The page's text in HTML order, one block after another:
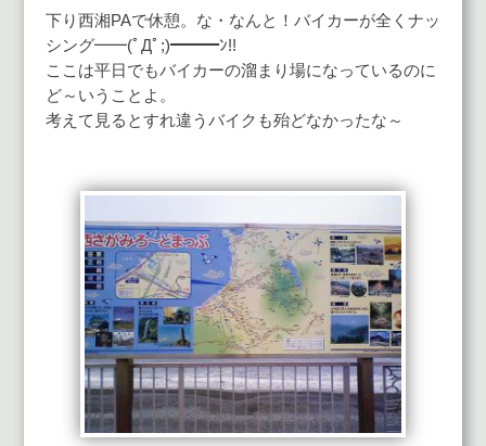
下り西湘PAで休憩。な・なんと！バイカーが全くナッ
シング━━(ﾟДﾟ;)━━━ﾝ!!
ここは平日でもバイカーの溜まり場になっているのに
ど～いうことよ。
考えて見るとすれ違うバイクも殆どなかったな～